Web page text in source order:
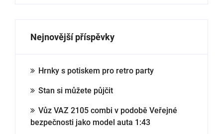
Nejnovější příspěvky
Hrnky s potiskem pro retro party
Stan si můžete půjčit
Vůz VAZ 2105 combi v podobě Veřejné
bezpečnosti jako model auta 1:43